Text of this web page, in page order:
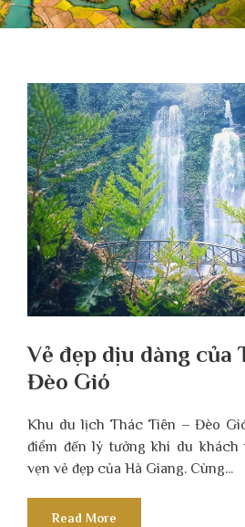
Vẻ đẹp dịu dàng của
Đèo Gió
Khu du lịch Thác Tiên – Đèo
điểm đến lý tưởng khi du khách
vẹn vẻ đẹp của Hà Giang. Cùng...
Read More